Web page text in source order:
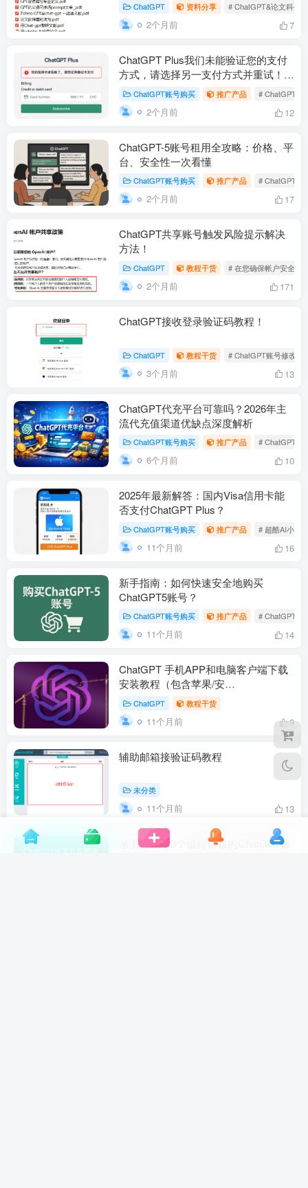
ChatGPT 资料分享 # ChatGPT&论文科研
2个月前 7
ChatGPT Plus我们未能验证您的支付
方式，请选择另一支付方式并重试！怎
么办？
ChatGPT账号购买 推广产品 # ChatGPT
2个月前 12
ChatGPT-5账号租用全攻略：价格、平
台、安全性一次看懂
ChatGPT账号购买 推广产品 # ChatGPT账
2个月前 17
ChatGPT共享账号触发风险提示解决
方法！
ChatGPT 教程干货 # 在您确保帐户安全之
2个月前 171
ChatGPT接收登录验证码教程！
ChatGPT 教程干货 # ChatGPT账号修改密
3个月前 13
ChatGPT代充平台可靠吗？2026年主
流代充值渠道优缺点深度解析
ChatGPT账号购买 推广产品 # ChatGPT
6个月前 10
2025年最新解答：国内Visa信用卡能
否支付ChatGPT Plus？
ChatGPT账号购买 推广产品 # 超酷AI小店
11个月前 16
新手指南：如何快速安全地购买
ChatGPT5账号？
ChatGPT账号购买 推广产品 # ChatGPT5
11个月前 14
ChatGPT 手机APP和电脑客户端下载
安装教程（包含苹果/安
卓/Windows/Mac）!
ChatGPT 教程干货
11个月前 9
辅助邮箱接验证码教程
未分类
11个月前 13
亲测推荐：3个值得信赖的ChatGPT账